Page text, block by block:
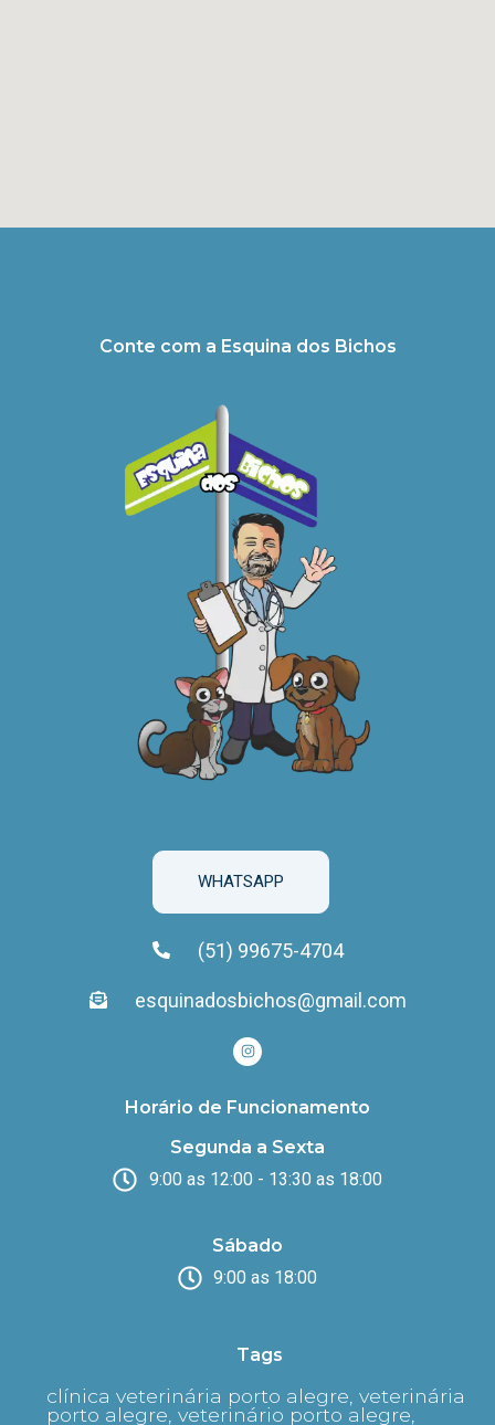
Conte com a Esquina dos Bichos
WHATSAPP
(51) 99675-4704
esquinadosbichos@gmail.com
Horário de Funcionamento
Segunda a Sexta
9:00 as 12:00 - 13:30 as 18:00
Sábado
9:00 as 18:00
Tags
clínica veterinária porto alegre, veterinária
porto alegre, veterinário porto alegre,